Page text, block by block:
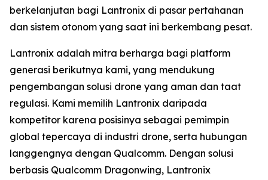
berkelanjutan bagi Lantronix di pasar pertahanan
dan sistem otonom yang saat ini berkembang pesat.
Lantronix adalah mitra berharga bagi platform
generasi berikutnya kami, yang mendukung
pengembangan solusi drone yang aman dan taat
regulasi. Kami memilih Lantronix daripada
kompetitor karena posisinya sebagai pemimpin
global tepercaya di industri drone, serta hubungan
langgengnya dengan Qualcomm. Dengan solusi
berbasis Qualcomm Dragonwing, Lantronix